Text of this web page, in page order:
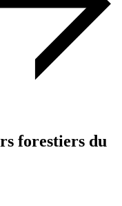
forestiers du